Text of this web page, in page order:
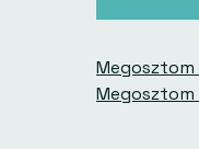
Megosztom
Megosztom